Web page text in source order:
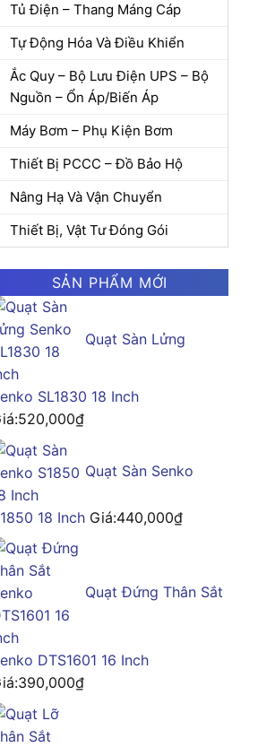
Tủ Điện – Thang Máng Cáp
Tự Động Hóa Và Điều Khiển
Ắc Quy – Bộ Lưu Điện UPS – Bộ
Nguồn – Ổn Áp/Biến Áp
Máy Bơm – Phụ Kiện Bơm
Thiết Bị PCCC – Đồ Bảo Hộ
Nâng Hạ Và Vận Chuyển
Thiết Bị, Vật Tư Đóng Gói
SẢN PHẨM MỚI
Quạt Sàn Lửng
SL1830 18 Inch
520,000₫
Quạt Sàn Senko
18 Inch Giá:440,000₫
Quạt Đứng Thân Sắt
DTS1601 16 Inch
390,000₫